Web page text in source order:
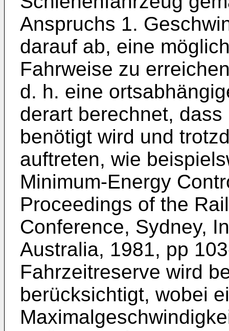
Anspruchs 1.
darauf ab, eine
Fahrweise zu
d. h. eine
derart berechnet,
benötigt wird und
auftreten, wie
Minimum-Energy
Proceedings of the
Conference, Sydney,
Australia, 1981, pp
Fahrzeitreserve wird
berücksichtigt, wobei